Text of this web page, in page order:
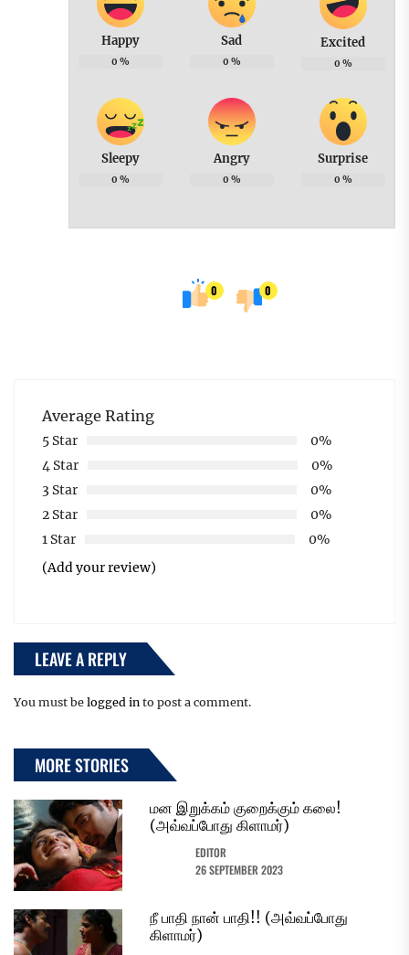
Happy
0 %
Sad
0 %
Excited
0 %
Sleepy
0 %
Angry
0 %
Surprise
0 %
0 0
Average Rating
5 Star
0%
4 Star
0%
3 Star
0%
2 Star
0%
1 Star
0%
(Add your review)
LEAVE A REPLY
You must be logged in to post a comment.
MORE STORIES
மன இறுக்கம் குறைக்கும் கலை!
(அவ்வப்போது கிளாமர்)
EDITOR
26 SEPTEMBER 2023
நீ பாதி நான் பாதி!! (அவ்வப்போது
கிளாமர்)